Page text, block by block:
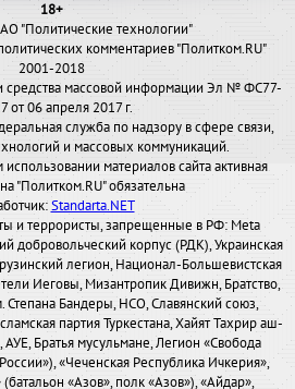
18+
"Политические технологии"
комментариев "Политком.RU"
2001-2018
средства массовой информации Эл № ФС77-
от 06 апреля 2017 г.
служба по надзору в сфере связи,
и массовых коммуникаций.
материалов сайта активная
"Политком.RU" обязательна
Standarta.NET
и террористы, запрещенные в РФ: Meta
добровольческий корпус (РДК), Украинская
легион, Национал-Большевистская
Иеговы, Мизантропик Дивижн, Братство,
Степана Бандеры, НСО, Славянский союз,
партия Туркестана, Хайят Тахрир аш-
Братья мусульмане, Легион «Свобода
«Чеченская Республика Ичкерия»,
«Азов», полк «Азов»), «Айдар»,